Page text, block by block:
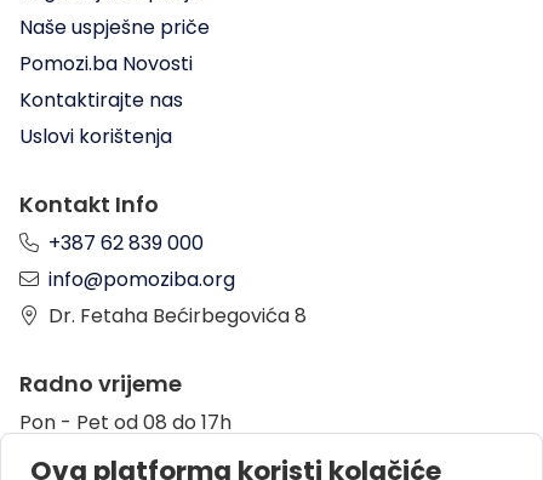
Naše uspješne priče
Pomozi.ba Novosti
Kontaktirajte nas
Uslovi korištenja
Kontakt Info
+387 62 839 000
info@pomoziba.org
Dr. Fetaha Bećirbegovića 8
Radno vrijeme
Pon - Pet od 08 do 17h
Sub od 10 do 17h
Ova platforma koristi kolačiće